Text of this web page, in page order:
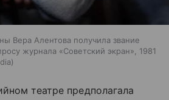
Вера Алентова получила звание
журнала «Советский экран», 1981
театре предполагала